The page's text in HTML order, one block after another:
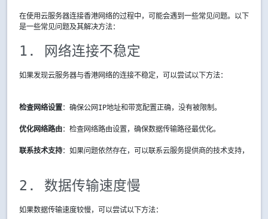
在使用云服务器连接香港网络的过程中，可能会遇到一些常见问题。以下
是一些常见问题及其解决方法：
1. 网络连接不稳定
如果发现云服务器与香港网络的连接不稳定，可以尝试以下方法：
检查网络设置：确保公网IP地址和带宽配置正确，没有被限制。
优化网络路由：检查网络路由设置，确保数据传输路径最优化。
联系技术支持：如果问题依然存在，可以联系云服务提供商的技术支持，寻求
2. 数据传输速度慢
如果数据传输速度较慢，可以尝试以下方法：